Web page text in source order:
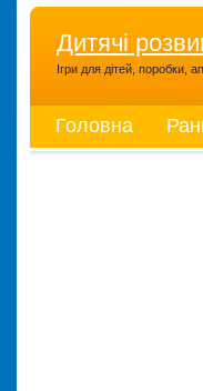
Дитячі
Ігри для дітей, поробки,
Головна